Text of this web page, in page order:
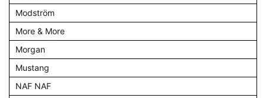
Modström
More & More
Morgan
Mustang
NAF NAF